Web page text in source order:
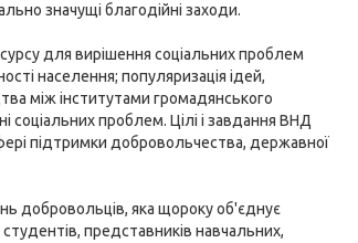
значущі благодійні заходи.
для вирішення соціальних проблем
населення; популяризація ідей,
між інститутами громадянського
соціальних проблем. Цілі і завдання ВНД
підтримки добровольчества, державної
добровольців, яка щороку об'єднує
представників навчальних,